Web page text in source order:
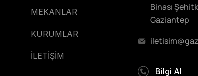
MEKANLAR
KURUMLAR
İLETİŞİM
Binası
Gaziantep
Bilgi Al